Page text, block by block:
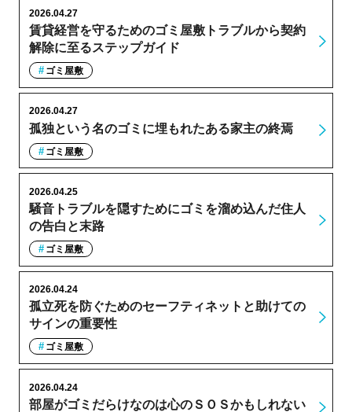
賃貸経営を守るためのゴミ屋敷トラブルから契約
解除に至るステップガイド
2026.04.27
ゴミ屋敷
孤独という名のゴミに埋もれたある家主の終焉
2026.04.27
ゴミ屋敷
騒音トラブルを隠すためにゴミを溜め込んだ住人
の告白と末路
2026.04.25
ゴミ屋敷
孤立死を防ぐためのセーフティネットと助けての
サインの重要性
2026.04.24
ゴミ屋敷
部屋がゴミだらけなのは心のＳＯＳかもしれない
2026.04.24